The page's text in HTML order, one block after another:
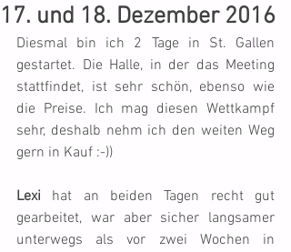
17. und 18. Dezember 2016
Diesmal bin ich 2 Tage in St. Gallen
gestartet. Die Halle, in der das Meeting
stattfindet, ist sehr schön, ebenso wie
die Preise. Ich mag diesen Wettkampf
sehr, deshalb nehm ich den weiten Weg
gern in Kauf :-))
Lexi hat an beiden Tagen recht gut
gearbeitet, war aber sicher langsamer
unterwegs als vor zwei Wochen in